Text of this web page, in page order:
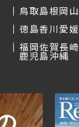
鳥取島根岡山
徳島香川愛媛
福岡佐賀長崎
鹿児島沖縄